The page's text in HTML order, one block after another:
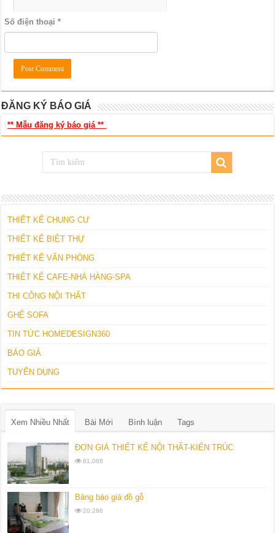
Số điện thoại*
ĐĂNG KÝ BÁO GIÁ
** Mẫu đăng ký báo giá **
THIẾT KẾ CHUNG CƯ
THIẾT KẾ BIỆT THỰ
THIẾT KẾ VĂN PHÒNG
THIẾT KẾ CAFE-NHÀ HÀNG-SPA
THI CÔNG NỘI THẤT
GHẾ SOFA
TIN TỨC HOMEDESIGN360
BÁO GIÁ
TUYỂN DỤNG
Xem Nhiều Nhất Bài Mới Bình luận Tags
ĐƠN GIÁ THIẾT KẾ NỘI THẤT-KIẾN TRÚC
81,068
Bảng báo giá đồ gỗ
20,286